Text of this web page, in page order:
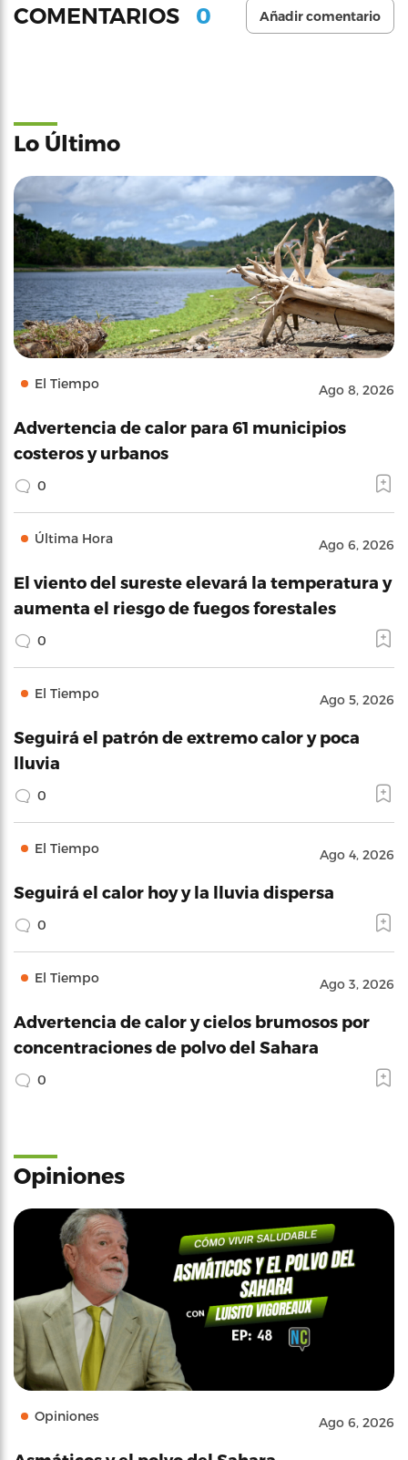
COMENTARIOS 0 Añadir comentario
Lo Último
El Tiempo Ago 8, 2026
Advertencia de calor para 61 municipios
costeros y urbanos
0
Última Hora Ago 6, 2026
El viento del sureste elevará la temperatura y
aumenta el riesgo de fuegos forestales
0
El Tiempo Ago 5, 2026
Seguirá el patrón de extremo calor y poca
lluvia
0
El Tiempo Ago 4, 2026
Seguirá el calor hoy y la lluvia dispersa
0
El Tiempo Ago 3, 2026
Advertencia de calor y cielos brumosos por
concentraciones de polvo del Sahara
0
Opiniones
Opiniones Ago 6, 2026